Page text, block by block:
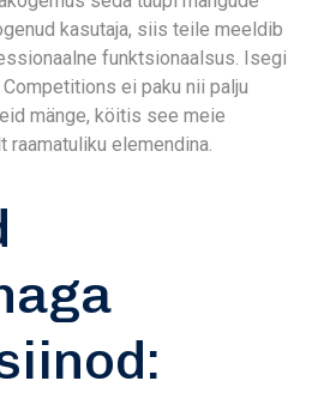
kasutaja, siis teile meeldib
funktsionaalsus. Isegi
ei paku nii palju
mänge, köitis see meie
raamatuliku elemendina.